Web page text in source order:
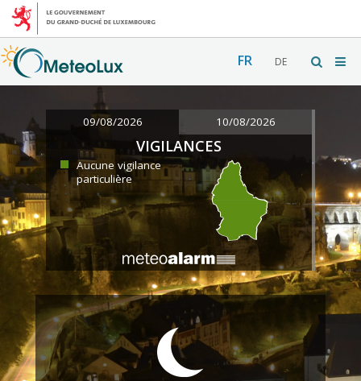
FR DE
09/08/2026 10/08/2026
VIGILANCES
Aucune vigilance
particulière